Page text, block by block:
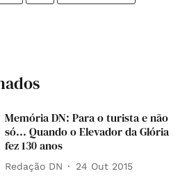
Memória DN: Para o turista e não
só... Quando o Elevador da Glória
fez 130 anos
Redação DN 24 Out 2015